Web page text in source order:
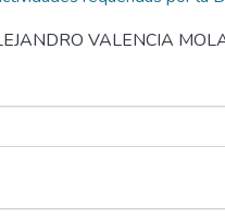
VALENCIA